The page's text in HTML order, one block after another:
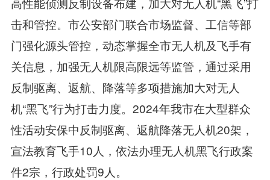
击和管控。市公安部门联合市场监督、工信等部
门强化源头管控，动态掌握全市无人机及飞手有
关信息，加强无人机限高限远等监管，通过采用
反制驱离、返航、降落等多项措施加大对无人
机“黑飞”行为打击力度。2024年我市在大型群众
性活动安保中反制驱离、返航降落无人机20架，
宣法教育飞手10人，依法办理无人机黑飞行政案
件2宗，行政处罚9人。